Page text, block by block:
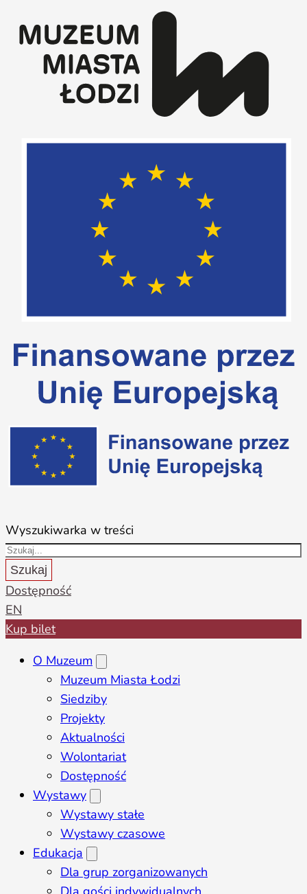
Wyszukiwarka w treści
Szukaj
Dostępność
EN
Kup bilet
O Muzeum
Muzeum Miasta Łodzi
Siedziby
Projekty
Aktualności
Wolontariat
Dostępność
Wystawy
Wystawy stałe
Wystawy czasowe
Edukacja
Dla grup zorganizowanych